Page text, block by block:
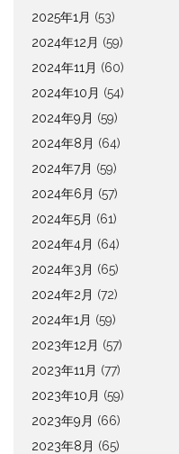
2025年1月 (53)
2024年12月 (59)
2024年11月 (60)
2024年10月 (54)
2024年9月 (59)
2024年8月 (64)
2024年7月 (59)
2024年6月 (57)
2024年5月 (61)
2024年4月 (64)
2024年3月 (65)
2024年2月 (72)
2024年1月 (59)
2023年12月 (57)
2023年11月 (77)
2023年10月 (59)
2023年9月 (66)
2023年8月 (65)